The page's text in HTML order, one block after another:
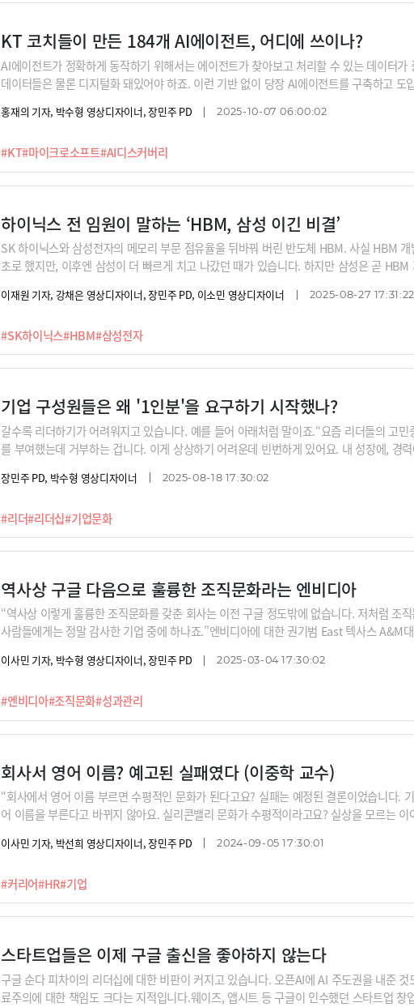
KT 코치들이 만든 184개 AI에이전트, 어디에 쓰이나?
#KT#마이크로소프트#AI디스커버리
AI에이전트가 정확하게 동작하기 위해서는 에이전트가 찾아보고 처리할 수 있는 데이터가
데이터들은 물론 디지털화 돼있어야 하죠. 이런 기반 없이 당장 AI에이전트를 구축하고 도
빠르게 만들어보고 사용할 수 있었습니다. KT가 겪은 변화의 과정을 한 번 들어보시죠.
홍재의 기자, 박수형 영상디자이너, 장민주 PD 2025-10-07 06:00:02
하이닉스 전 임원이 말하는 ‘HBM, 삼성 이긴 비결’
#SK하이닉스#HBM#삼성전자
SK 하이닉스와 삼성전자의 메모리 부문 점유율을 뒤바꿔 버린 반도체 HBM. 사실 HBM
초로 했지만, 이후엔 삼성이 더 빠르게 치고 나갔던 때가 있습니다. 하지만 삼성은 곧
게 이어갈 수 있었던 이유. 그리고 그 과정에서 반도체 엔지니어들이 실력을 발휘할 수 있었
이재원 기자, 강채은 영상디자이너, 장민주 PD, 이소민 영상디자이너 2025-08-27 17:31:22
기업 구성원들은 왜 '1인분'을 요구하기 시작했나?
#리더#리더십#기업문화
갈수록 리더하기가 어려워지고 있습니다. 예를 들어 아래처럼 말이죠.“요즘 리더들의 고
를 부여했는데 거부하는 겁니다. 이게 상상하기 어려운데 빈번하게 있어요. 내 성장에, 경
면 좋겠다는 거예요.”동시에 리더의 역할이 바뀌어야 한다는 논의도 많습니다. 매니징을 줄
장민주 PD, 박수형 영상디자이너 2025-08-18 17:30:02
역사상 구글 다음으로 훌륭한 조직문화라는 엔비디아
#엔비디아#조직문화#성과관리
“역사상 이렇게 훌륭한 조직문화를 갖춘 회사는 이전 구글 정도밖에 없습니다. 저처럼 조
사람들에게는 정말 감사한 기업 중에 하나죠.”엔비디아에 대한 권기범 East 텍사스 A&M
감화시키는 젠슨 황의 존재감이 역사상 구글 다음으로 가장 흘륭한 조직문화를 가지게 된
이사민 기자, 박수형 영상디자이너, 장민주 PD 2025-03-04 17:30:02
회사서 영어 이름? 예고된 실패였다 (이중학 교수)
#커리어#HR#기업
“회사에서 영어 이름 부르면 수평적인 문화가 된다고요? 실패는 예정된 결론이었습니다.
어 이름을 부른다고 바뀌지 않아요. 실리콘밸리 문화가 수평적이라고요? 실상을 모르는
했죠..과연 진정한 수평적 문화는 어떻게 만들어질 수 있을까요? AI까지 직원으로 들어오게
이사민 기자, 박선희 영상디자이너, 장민주 PD 2024-09-05 17:30:01
스타트업들은 이제 구글 출신을 좋아하지 않는다
구글 순다 피차이의 리더십에 대한 비판이 커지고 있습니다. 오픈AI에 AI 주도권을 내준
료주의에 대한 책임도 크다는 지적입니다.웨이즈, 앱시트 등 구글이 인수했던 스타트업 창